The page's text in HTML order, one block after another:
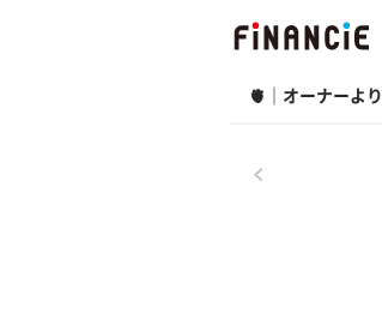
🫀｜オーナーより